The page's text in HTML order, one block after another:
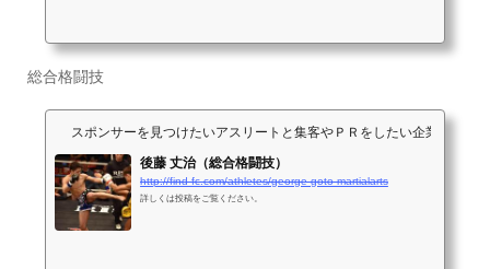
総合格闘技
スポンサーを見つけたいアスリートと集客やＰＲをしたい企業が出会
後藤 丈治（総合格闘技）
http://find-fc.com/athletes/george-goto-martialarts
詳しくは投稿をご覧ください。